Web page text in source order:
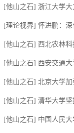
[他山之石] 浙江大学
[理论视界] 怀进鹏：
[他山之石] 中国人民